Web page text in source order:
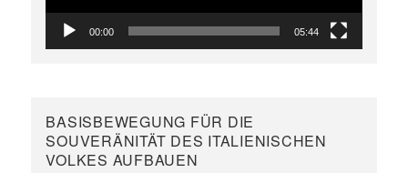
00:00 05:44
BASISBEWEGUNG FÜR DIE
SOUVERÄNITÄT DES ITALIENISCHEN
VOLKES AUFBAUEN